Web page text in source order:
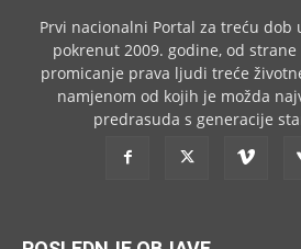
Prvi nacionalni Portal za treću dob
pokrenut 2009. godine, od
promicanje prava ljudi treće
namjenom od kojih je možda
predrasuda s generacije